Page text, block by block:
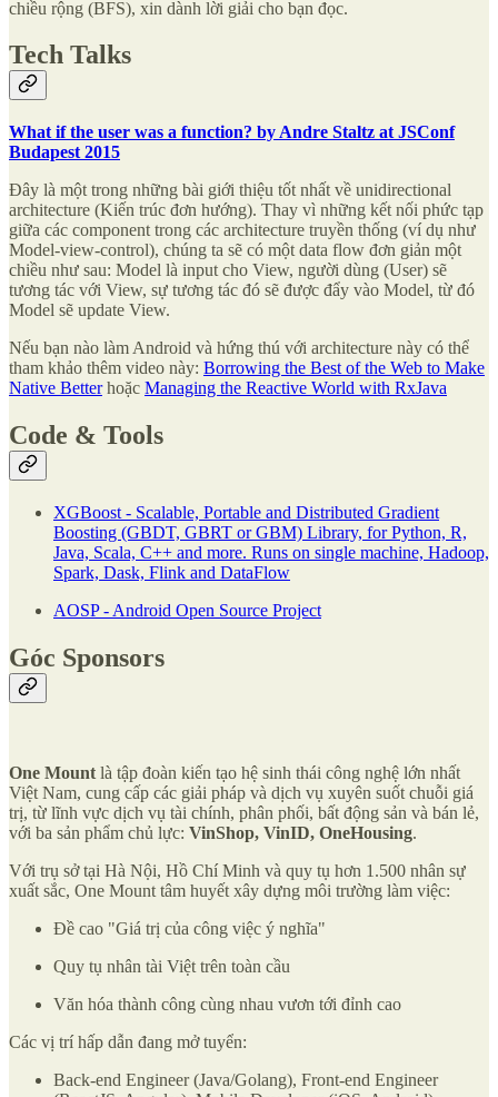
chiều rộng (BFS), xin dành lời giải cho bạn đọc.
Tech Talks
What if the user was a function? by Andre Staltz at JSConf
Budapest 2015
Đây là một trong những bài giới thiệu tốt nhất về unidirectional
architecture (Kiến trúc đơn hướng). Thay vì những kết nối phức tạp
giữa các component trong các architecture truyền thống (ví dụ như
Model-view-control), chúng ta sẽ có một data flow đơn giản một
chiều như sau: Model là input cho View, người dùng (User) sẽ
tương tác với View, sự tương tác đó sẽ được đẩy vào Model, từ đó
Model sẽ update View.
Nếu bạn nào làm Android và hứng thú với architecture này có thể
tham khảo thêm video này: Borrowing the Best of the Web to Make
Native Betterhoặc Managing the Reactive World with RxJava
Code & Tools
XGBoost - Scalable, Portable and Distributed Gradient
Boosting (GBDT, GBRT or GBM) Library, for Python, R,
Java, Scala, C++ and more. Runs on single machine, Hadoop,
Spark, Dask, Flink and DataFlow
AOSP - Android Open Source Project
Góc Sponsors
One Mount là tập đoàn kiến tạo hệ sinh thái công nghệ lớn nhất
Việt Nam, cung cấp các giải pháp và dịch vụ xuyên suốt chuỗi giá
trị, từ lĩnh vực dịch vụ tài chính, phân phối, bất động sản và bán lẻ,
với ba sản phẩm chủ lực: VinShop, VinID, OneHousing.
Với trụ sở tại Hà Nội, Hồ Chí Minh và quy tụ hơn 1.500 nhân sự
xuất sắc, One Mount tâm huyết xây dựng môi trường làm việc:
Đề cao "Giá trị của công việc ý nghĩa"
Quy tụ nhân tài Việt trên toàn cầu
Văn hóa thành công cùng nhau vươn tới đỉnh cao
Các vị trí hấp dẫn đang mở tuyển:
Back-end Engineer (Java/Golang), Front-end Engineer